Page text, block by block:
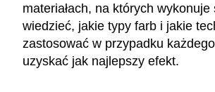
materiałach, na których wykonuje
wiedzieć, jakie typy farb i jakie
zastosować w przypadku
uzyskać jak najlepszy efekt.